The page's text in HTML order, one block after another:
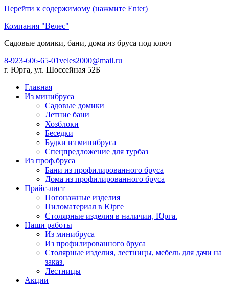
Перейти к содержимому (нажмите Enter)
Компания "Велес"
Садовые домики, бани, дома из бруса под ключ
8-923-606-65-01veles2000@mail.ru
г. Юрга, ул. Шоссейная 52Б
Главная
Из минибруса
Садовые домики
Летние бани
Хозблоки
Беседки
Будки из минибруса
Спецпредложение для турбаз
Из проф.бруса
Бани из профилированного бруса
Дома из профилированного бруса
Прайс-лист
Погонажные изделия
Пиломатериал в Юрге
Столярные изделия в наличии, Юрга.
Наши работы
Из минибруса
Из профилированного бруса
Столярные изделия, лестницы, мебель для дачи на
заказ.
Лестницы
Акции